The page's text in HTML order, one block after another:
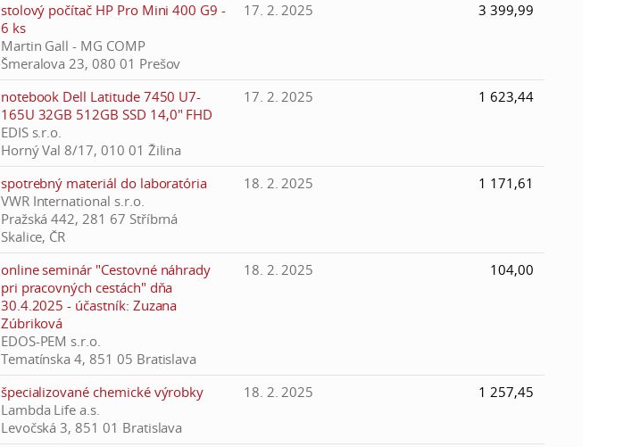
stolový počítač HP Pro Mini 400 G9 -
6 ks
Martin Gall - MG COMP
Šmeralova 23, 080 01 Prešov
17. 2. 2025 3 399,99
notebook Dell Latitude 7450 U7-
165U 32GB 512GB SSD 14,0" FHD
EDIS s.r.o.
Horný Val 8/17, 010 01 Žilina
17. 2. 2025 1 623,44
spotrebný materiál do laboratória
VWR International s.r.o.
Pražská 442, 281 67 Stříbrná
Skalice, ČR
18. 2. 2025 1 171,61
online seminár "Cestovné náhrady
pri pracovných cestách" dňa
30.4.2025 - účastník: Zuzana
Zúbriková
EDOS-PEM s.r.o.
Tematínska 4, 851 05 Bratislava
18. 2. 2025 104,00
špecializované chemické výrobky
Lambda Life a.s.
Levočská 3, 851 01 Bratislava
18. 2. 2025 1 257,45